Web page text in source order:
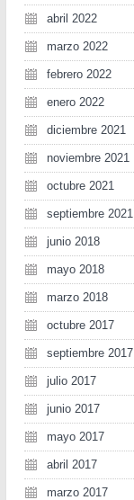
abril 2022
marzo 2022
febrero 2022
enero 2022
diciembre 2021
noviembre 2021
octubre 2021
septiembre 2021
junio 2018
mayo 2018
marzo 2018
octubre 2017
septiembre 2017
julio 2017
junio 2017
mayo 2017
abril 2017
marzo 2017